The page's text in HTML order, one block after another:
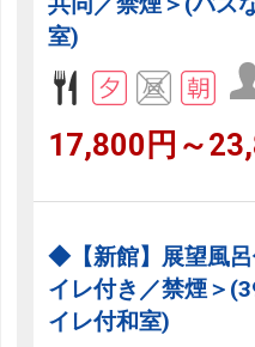
室)
17,800円～
◆【新館】展望風
イレ付き／禁煙＞
イレ付和室)